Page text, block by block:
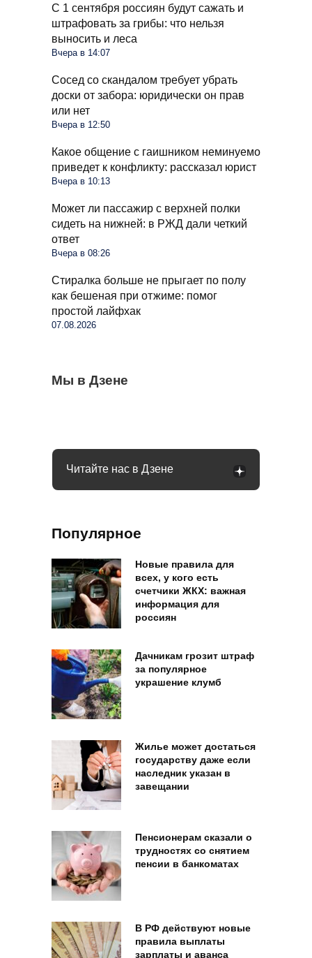
С 1 сентября россиян будут сажать и
штрафовать за грибы: что нельзя
выносить и леса
Вчера в 14:07
Сосед со скандалом требует убрать
доски от забора: юридически он прав
или нет
Вчера в 12:50
Какое общение с гаишником неминуемо
приведет к конфликту: рассказал юрист
Вчера в 10:13
Может ли пассажир с верхней полки
сидеть на нижней: в РЖД дали четкий
ответ
Вчера в 08:26
Стиралка больше не прыгает по полу
как бешеная при отжиме: помог
простой лайфхак
07.08.2026
Мы в Дзене
Муравьев и след простынет через 4 дня:
поможет простой флакон из аптеки
Когда можно выезжать на пешеходный
Бывший продавец выдала уловки
Читайте нас в Дзене
Популярное
Новые правила для
всех, у кого есть
счетчики ЖКХ: важная
информация для
россиян
Дачникам грозит штраф
за популярное
украшение клумб
Жилье может достаться
государству даже если
наследник указан в
завещании
Пенсионерам сказали о
трудностях со снятием
пенсии в банкоматах
В РФ действуют новые
правила выплаты
зарплаты и аванса